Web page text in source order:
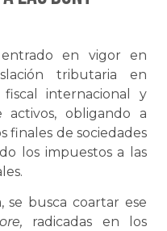
en vigor en
tributaria en
internacional y
obligando a
finales de sociedades
los impuestos a las
se busca coartar ese
radicadas en los